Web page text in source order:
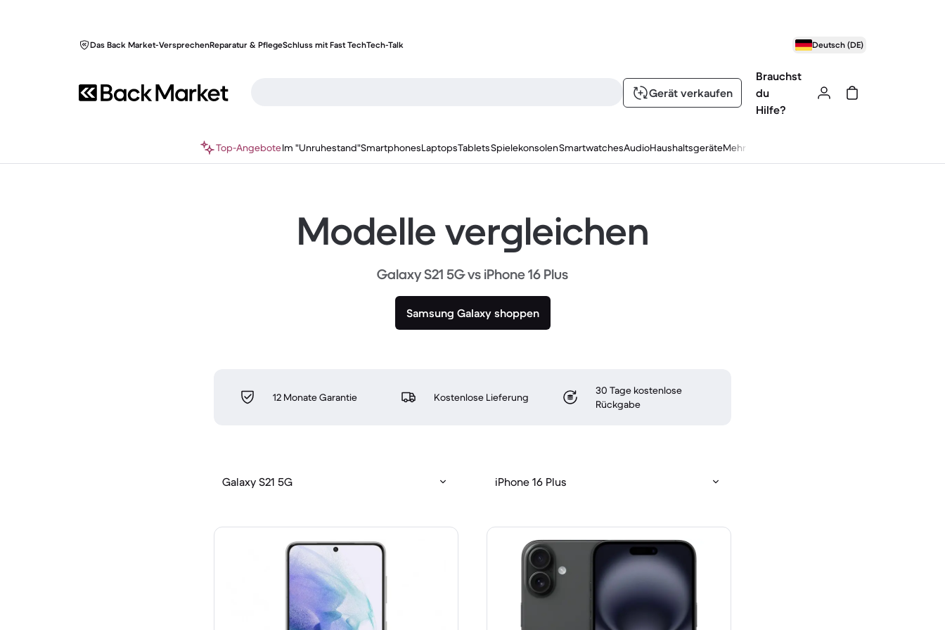
Das Back Market-VersprechenReparatur & PflegeSchluss mit Fast TechTech-Talk Deutsch (DE)
Gerät verkaufen
Brauchst
du
Hilfe?
Top-AngeboteIm "Unruhestand"SmartphonesLaptopsTabletsSpielekonsolenSmartwatchesAudioHaushaltsgeräteMehr
Modelle vergleichen
Galaxy S21 5G vs iPhone 16 Plus
Samsung Galaxy shoppen
12 Monate Garantie Kostenlose Lieferung
30 Tage kostenlose
Rückgabe
Galaxy S21 5G iPhone 16 Plus